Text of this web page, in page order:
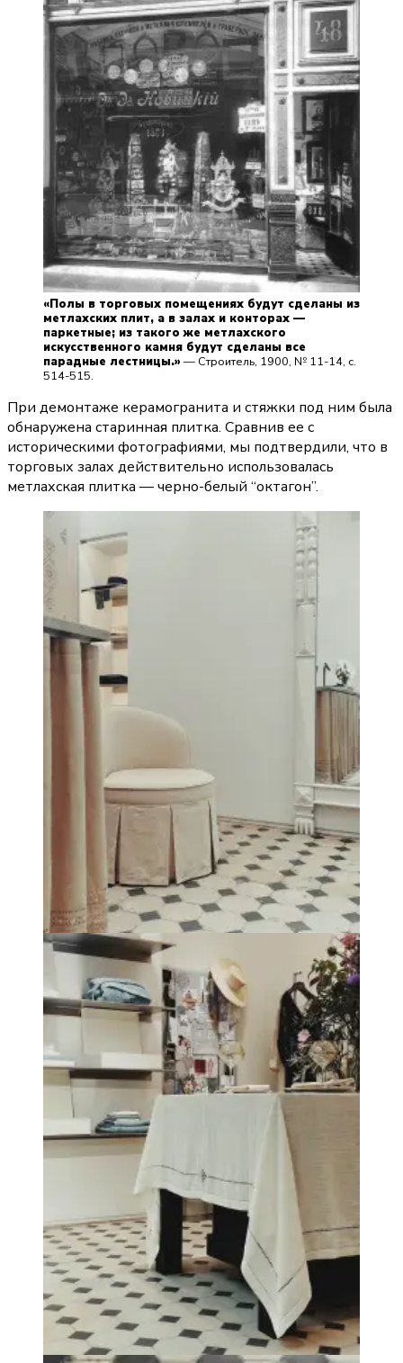
«Полы в торговых помещениях будут сделаны из
метлахских плит, а в залах и конторах —
паркетные; из такого же метлахского
искусственного камня будут сделаны все
парадные лестницы.» — Строитель, 1900, № 11-14, с.
514-515.
При демонтаже керамогранита и стяжки под ним была
обнаружена старинная плитка. Сравнив ее с
историческими фотографиями, мы подтвердили, что в
торговых залах действительно использовалась
метлахская плитка — черно-белый “октагон”.